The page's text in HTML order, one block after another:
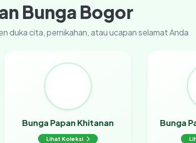
Bunga Bogor
duka cita, pernikahan, atau ucapan selamat Anda
Bunga Papan Khitanan
Lihat Koleksi
Bunga